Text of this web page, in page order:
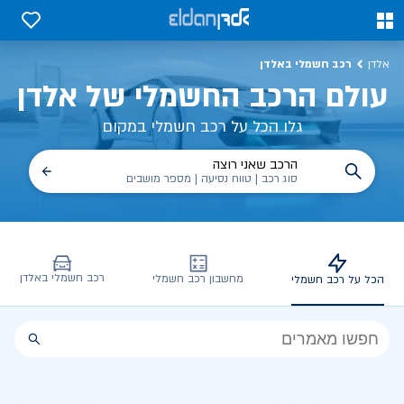
0
0
אלדן רכב חשמלי באלדן
עולם הרכב החשמלי של אלדן
גלו הכל על רכב חשמלי במקום
הרכב שאני רוצה
סוג רכב | טווח נסיעה | מספר מושבים
הכל על רכב חשמלי מחשבון רכב חשמלי רכב חשמלי באלדן
הכל
הכל על רכב חשמלי, שימושים, טכנולוגיה וכל מה שכדי לדעת | אלדן